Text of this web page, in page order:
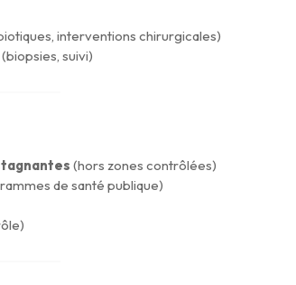
interventions chirurgicales)
suivi)
(hors zones contrôlées)
de santé publique)